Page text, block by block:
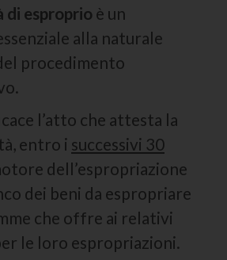
di esproprio è un
alla naturale
procedimento
l’atto che attesta la
entro i successivi 30
dell’espropriazione
dei beni da espropriare
che offre ai relativi
le loro espropriazioni.